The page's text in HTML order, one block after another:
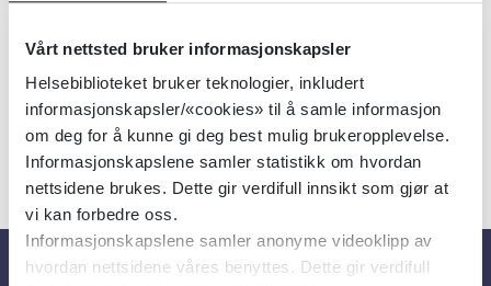
Vårt nettsted bruker informasjonskapsler
Helsebiblioteket bruker teknologier, inkludert
informasjonskapsler/«cookies» til å samle informasjon
om deg for å kunne gi deg best mulig brukeropplevelse.
Informasjonskapslene samler statistikk om hvordan
nettsidene brukes. Dette gir verdifull innsikt som gjør at
vi kan forbedre oss.
Informasjonskapslene samler anonyme videoklipp av
hvordan nettsidene våres benyttes. Dette gir verdifull
Detaljer